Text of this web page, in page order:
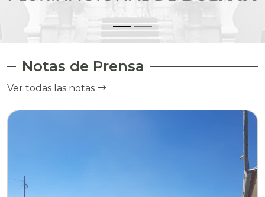
Notas de Prensa
Ver todas las notas